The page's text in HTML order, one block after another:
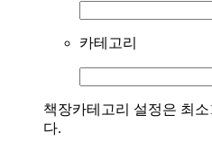
카테고리
책장카테고리 설정은 최
다.